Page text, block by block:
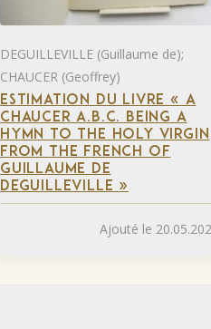
DEGUILLEVILLE (Guillaume de);
CHAUCER (Geoffrey)
ESTIMATION DU LIVRE « A
CHAUCER A.B.C. BEING A
HYMN TO THE HOLY VIRGIN
FROM THE FRENCH OF
GUILLAUME DE
DEGUILLEVILLE »
Ajouté le